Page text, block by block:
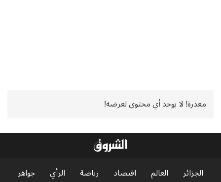
معذرة! لا يوجد أي محتوى لعرضه!
الجزائر العالم اقتصاد رياضة الرأي
جواهر